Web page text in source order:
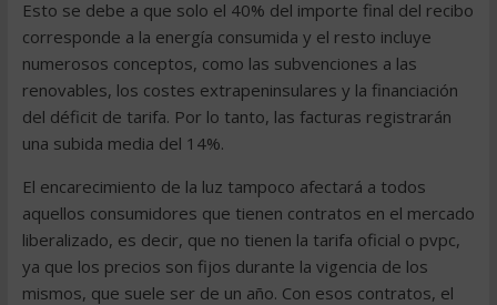
Esto se debe a que solo el 40% del importe final del recibo
corresponde a la energía consumida y el resto incluye
numerosos conceptos, como las subvenciones a las
renovables, los costes extrapeninsulares y la financiación
del déficit de tarifa. Por lo tanto, las facturas registrarán
una subida media del 14%.
El encarecimiento de la luz tampoco afectará a todos
aquellos consumidores que tienen contratos en el mercado
liberalizado, es decir, que no tienen la tarifa oficial o pvpc,
ya que los precios son fijos durante la vigencia de los
mismos, que suele ser de un año. Con esos contratos, el